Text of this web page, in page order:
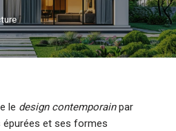
le design contemporainpar
épurées et ses formes